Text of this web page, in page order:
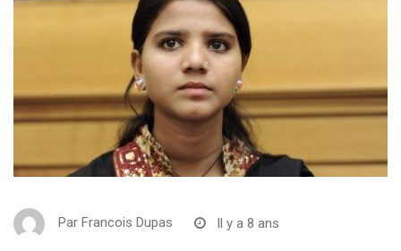
Par Francois Dupas Il y a 8 ans